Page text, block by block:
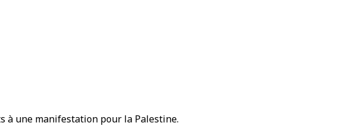
à une manifestation pour la Palestine.